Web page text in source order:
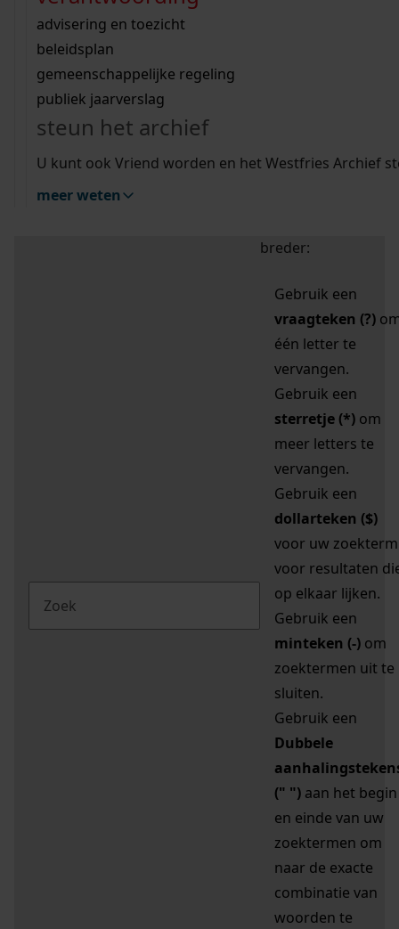
bouwvergunningen
omgevingsvergunningen
vergunningen
beeld en geluid
uitleg nodig?
Wij helpen u op weg met een aantal zoektips.
bekijk alle zoektips
Wij helpen u op weg met een aantal zoektips.
bekijk alle zoektips
bekijk ons geschiedenislokaal
advisering en toezicht
beleidsplan
gemeenschappelijke regeling
publiek jaarverslag
steun het archief
U kunt ook Vriend worden en het Westfries Archief
meer weten
zoektips
Mijn Studiezaal (inloggen)
uw zoekopdracht te
breder:
Gebruik een
vraagteken (?)
één letter te
vervangen.
Gebruik een
sterretje (*) om
meer letters te
vervangen.
Gebruik een
dollarteken ($)
voor uw zoekterm
voor resultaten
op elkaar lijken.
Gebruik een
minteken (-) om
zoektermen uit te
sluiten.
Gebruik een
Dubbele
(" ") aan het begin
en einde van uw
zoektermen om
naar de exacte
combinatie van
woorden te